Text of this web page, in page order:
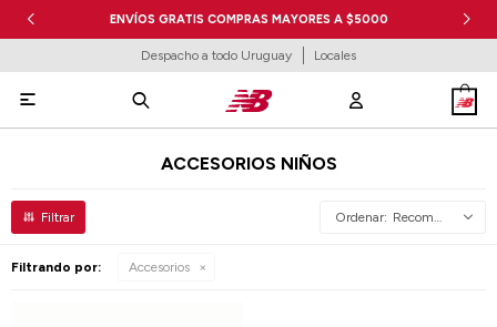
ENVÍOS GRATIS COMPRAS MAYORES A $5000
Despacho a todo Uruguay Locales

ACCESORIOS NIÑOS
Recomendados
Filtrando por: Accesorios